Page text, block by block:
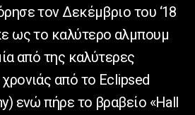
τον Δεκέμβριο του ‘18
ως το καλύτερο αλμπουμ
από της καλύτερες
από το Eclipsed
ενώ πήρε το βραβείο «Hall